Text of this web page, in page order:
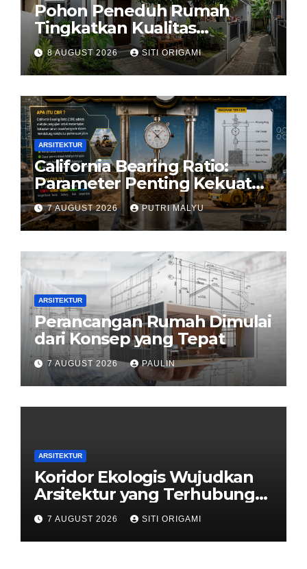
Pohon Peneduh Rumah
Tingkatkan Kualitas
Arsitektur Hunian
8 AUGUST 2026 SITI ORIGAMI
ARSITEKTUR
California Bearing Ratio:
Parameter Penting Kekuatan
Tanah Konstruksi
7 AUGUST 2026 PUTRI MALYU
ARSITEKTUR
Perancangan Rumah Dimulai
dari Konsep yang Tepat
7 AUGUST 2026 PAULIN
ARSITEKTUR
Koridor Ekologis Wujudkan
Arsitektur yang Terhubung
dengan Alam
7 AUGUST 2026 SITI ORIGAMI